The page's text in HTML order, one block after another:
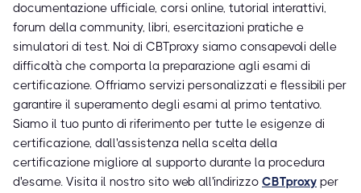
documentazione ufficiale, corsi online, tutorial interattivi,
forum della community, libri, esercitazioni pratiche e
simulatori di test. Noi di CBTproxy siamo consapevoli delle
difficoltà che comporta la preparazione agli esami di
certificazione. Offriamo servizi personalizzati e flessibili per
garantire il superamento degli esami al primo tentativo.
Siamo il tuo punto di riferimento per tutte le esigenze di
certificazione, dall'assistenza nella scelta della
certificazione migliore al supporto durante la procedura
d'esame. Visita il nostro sito web all'indirizzo CBTproxy per